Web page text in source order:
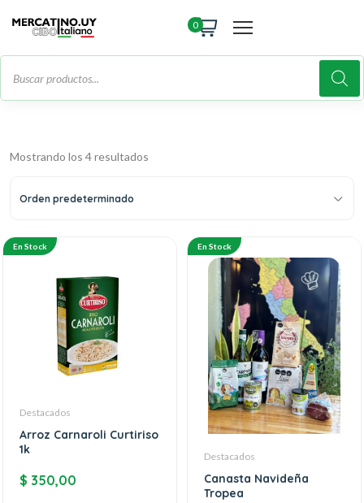
0
Mostrando los 4 resultados
Orden predeterminado
En Stock
Destacados
Arroz Carnaroli Curtiriso
1k
$ 350,00
En Stock
Destacados
Canasta Navideña
Tropea